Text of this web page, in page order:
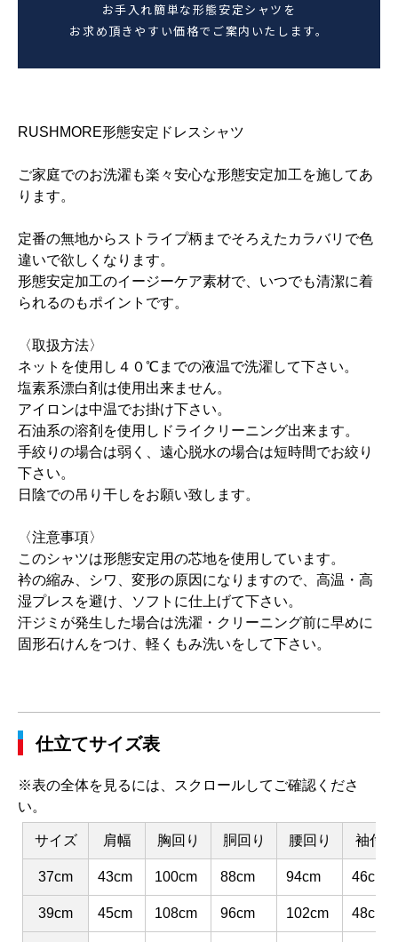
お手入れ簡単な形態安定シャツを
お求め頂きやすい価格でご案内いたします。
RUSHMORE形態安定ドレスシャツ
ご家庭でのお洗濯も楽々安心な形態安定加工を施してあ
ります。
定番の無地からストライプ柄までそろえたカラバリで色
違いで欲しくなります。
形態安定加工のイージーケア素材で、いつでも清潔に着
られるのもポイントです。
〈取扱方法〉
ネットを使用し４０℃までの液温で洗濯して下さい。
塩素系漂白剤は使用出来ません。
アイロンは中温でお掛け下さい。
石油系の溶剤を使用しドライクリーニング出来ます。
手絞りの場合は弱く、遠心脱水の場合は短時間でお絞り
下さい。
日陰での吊り干しをお願い致します。
〈注意事項〉
このシャツは形態安定用の芯地を使用しています。
衿の縮み、シワ、変形の原因になりますので、高温・高
湿プレスを避け、ソフトに仕上げて下さい。
汗ジミが発生した場合は洗濯・クリーニング前に早めに
固形石けんをつけ、軽くもみ洗いをして下さい。
仕立てサイズ表
※表の全体を見るには、スクロールしてご確認くださ
い。
サイズ 肩幅 胸回り 胴回り 腰回り 袖付
37cm 43cm 100cm 88cm 94cm 46cm
39cm 45cm 108cm 96cm 102cm 48cm